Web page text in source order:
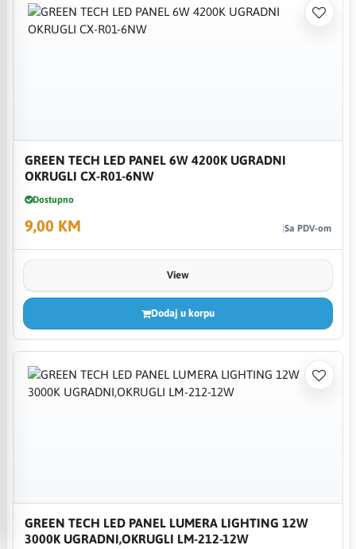
GREEN TECH LED PANEL 6W 4200K UGRADNI
OKRUGLI CX-R01-6NW
Dostupno
9,00 KM Sa PDV-om
View
Dodaj u korpu
GREEN TECH LED PANEL LUMERA LIGHTING 12W
3000K UGRADNI,OKRUGLI LM-212-12W